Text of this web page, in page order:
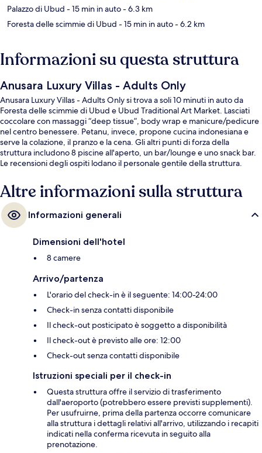
Palazzo di Ubud - 15 min in auto- 6.3 km
Foresta delle scimmie di Ubud - 15 min in auto- 6.2 km
Informazioni su questa struttura
Anusara Luxury Villas - Adults Only
Anusara Luxury Villas - Adults Only si trova a soli 10 minuti in auto da
Foresta delle scimmie di Ubud e Ubud Traditional Art Market. Lasciati
coccolare con massaggi “deep tissue”, body wrap e manicure/pedicure
nel centro benessere. Petanu, invece, propone cucina indonesiana e
serve la colazione, il pranzo e la cena. Gli altri punti di forza della
struttura includono 8 piscine all'aperto, un bar/lounge e uno snack bar.
Le recensioni degli ospiti lodano il personale gentile della struttura.
Altre informazioni sulla struttura
Informazioni generali
Dimensioni dell'hotel
8 camere
Arrivo/partenza
L'orario del check-in è il seguente: 14:00-24:00
Check-in senza contatti disponibile
Il check-out posticipato è soggetto a disponibilità
Il check-out è previsto alle ore: 12:00
Check-out senza contatti disponibile
Istruzioni speciali per il check-in
Questa struttura offre il servizio di trasferimento
dall'aeroporto (potrebbero essere previsti supplementi).
Per usufruirne, prima della partenza occorre comunicare
alla struttura i dettagli relativi all'arrivo, utilizzando i recapiti
indicati nella conferma ricevuta in seguito alla
prenotazione.